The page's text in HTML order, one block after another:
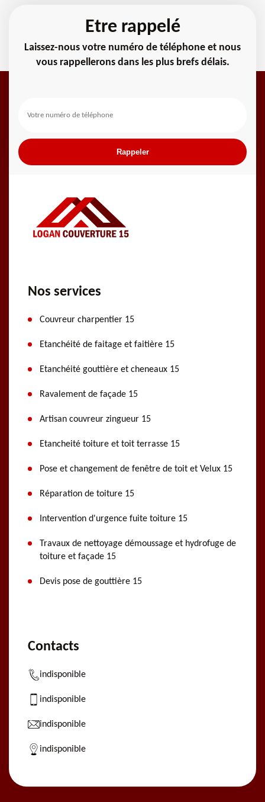
Etre rappelé
Laissez-nous votre numéro de téléphone et nous
vous rappellerons dans les plus brefs délais.
Nos services
Couvreur charpentier 15
Etanchéité de faitage et faitière 15
Etanchéité gouttière et cheneaux 15
Ravalement de façade 15
Artisan couvreur zingueur 15
Etancheité toiture et toit terrasse 15
Pose et changement de fenêtre de toit et Velux 15
Réparation de toiture 15
Intervention d'urgence fuite toiture 15
Travaux de nettoyage démoussage et hydrofuge de
toiture et façade 15
Devis pose de gouttière 15
Contacts
indisponible
indisponible
indisponible
indisponible